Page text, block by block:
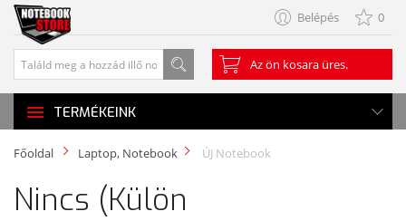
Belépés 0
Az ön kosara üres.
TERMÉKEINK
Főoldal Laptop, Notebook ÚJ Notebook
Nincs (Külön